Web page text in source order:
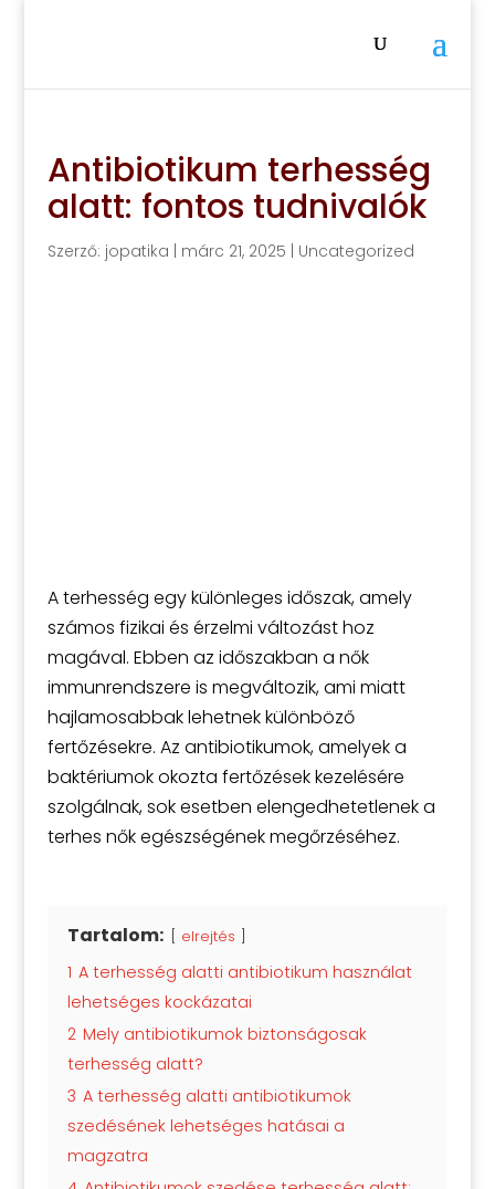
Antibiotikum terhesség
alatt: fontos tudnivalók
Szerző: jopatika márc 21, 2025 Uncategorized
A terhesség egy különleges időszak, amely
számos fizikai és érzelmi változást hoz
magával. Ebben az időszakban a nők
immunrendszere is megváltozik, ami miatt
hajlamosabbak lehetnek különböző
fertőzésekre. Az antibiotikumok, amelyek a
baktériumok okozta fertőzések kezelésére
szolgálnak, sok esetben elengedhetetlenek a
terhes nők egészségének megőrzéséhez.
Tartalom: elrejtés
1 A terhesség alatti antibiotikum használat
lehetséges kockázatai
2 Mely antibiotikumok biztonságosak
terhesség alatt?
3 A terhesség alatti antibiotikumok
szedésének lehetséges hatásai a
magzatra